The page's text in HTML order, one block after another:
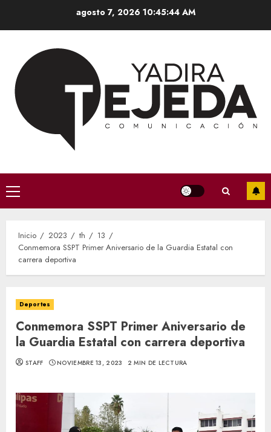
agosto 7, 2026 10:45:45 AM
Menú
principal
Inicio 2023 th
13
Conmemora SSPT Primer Aniversario de la Guardia Estatal con
carrera deportiva
Deportes
Conmemora SSPT Primer Aniversario de
la Guardia Estatal con carrera deportiva
STAFF NOVIEMBRE 13, 2023 2 MIN DE LECTURA